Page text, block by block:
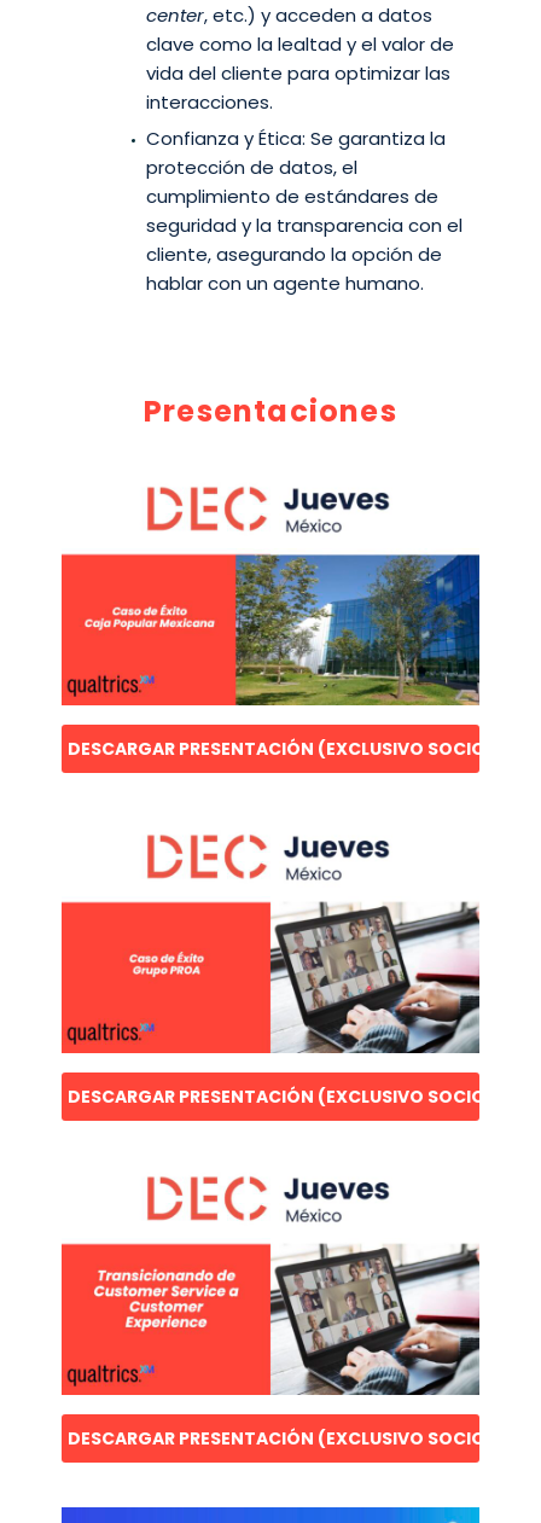
center, etc.) y acceden a datos
clave como la lealtad y el valor de
vida del cliente para optimizar las
interacciones.
Confianza y Ética: Se garantiza la
protección de datos, el
cumplimiento de estándares de
seguridad y la transparencia con el
cliente, asegurando la opción de
hablar con un agente humano.
Presentaciones
DESCARGAR PRESENTACIÓN (EXCLUSIVO SOCIOS)
DESCARGAR PRESENTACIÓN (EXCLUSIVO SOCIOS)
DESCARGAR PRESENTACIÓN (EXCLUSIVO SOCIOS)